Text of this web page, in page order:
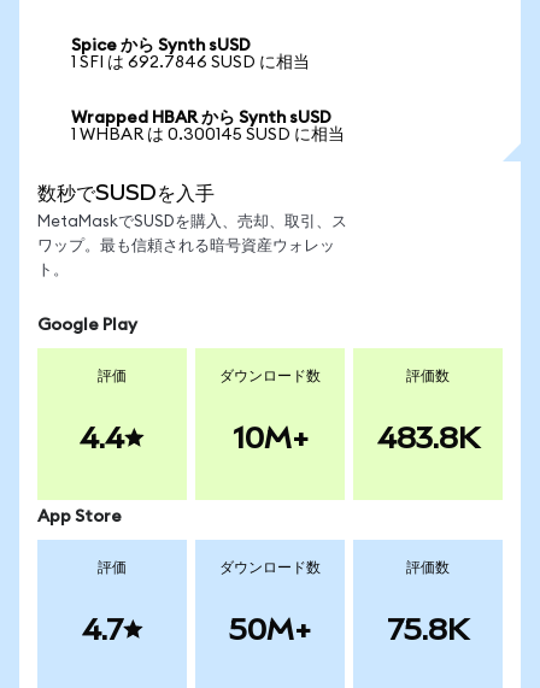
Spice から Synth sUSD
1 SFI は 692.7846 SUSD に相当
Wrapped HBAR から Synth sUSD
1 WHBAR は 0.300145 SUSD に相当
数秒でSUSDを入手
MetaMaskでSUSDを購入、売却、取引、ス
ワップ。最も信頼される暗号資産ウォレッ
ト。
Google Play
評価
4.4
ダウンロード数
10M+
評価数
483.8K
App Store
評価
4.7
ダウンロード数
50M+
評価数
75.8K